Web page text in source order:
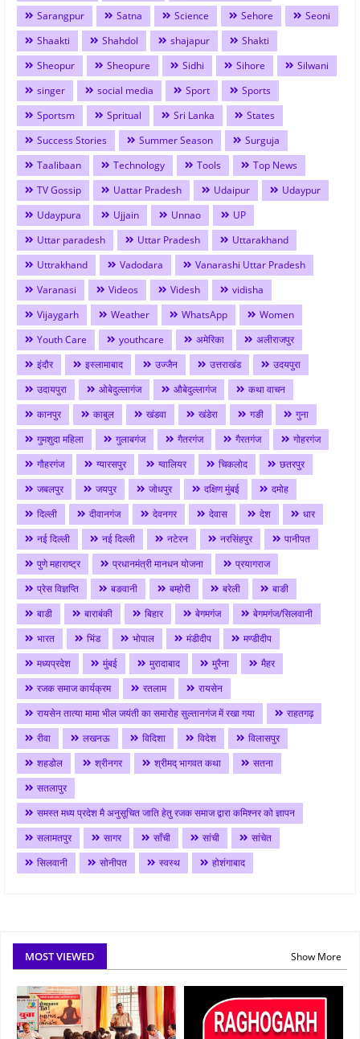
Sarangpur
Satna Science Sehore
Seoni
Shaakti
Shahdol shajapur
Shakti
Sheopur
Sheopure Sidhi Sihore
Silwani
singer
social media Sport
Sports
Sportsm
Spritual Sri Lanka
States
Success Stories
Summer Season
Surguja
Taalibaan
Technology Tools
Top News
TV Gossip
Uattar Pradesh Udaipur
Udaypur
Udaypura
Ujjain Unnao
UP
Uttar paradesh
Uttar Pradesh
Uttarakhand
Uttrakhand
Vadodara
Vanarashi Uttar Pradesh
Varanasi
Videos Videsh
vidisha
Vijaygarh
Weather WhatsApp
Women
Youth Care
youthcare अमेरिका
अलीराजपुर
इंदौर
इस्लामाबाद उज्जैन उत्तराखंड
उदयपुरा
उदायपुरा
ओबेदुल्लागंज औबेदुल्लागंज
कथा वाचन
कानपुर
काबुल खंडवा खंडेरा गङी
गुना
गुमशुदा महिला
गुलाबगंज गैतरगंज गैरतगंज
गोहरगंज
गौहरगंज
ग्यारसपुर ग्वालियर चिकलोद
छतरपुर
जबलपुर
जयपुर जोधपुर दक्षिण मुंबई
दमोह
दिल्ली
दीवानगंज देवनगर देवास देश
धार
नई दिल्ली
नई दिल्ली नटेरन नरसिंहपुर
पानीपत
पुणे महाराष्ट्र
प्रधानमंत्री मानधन योजना
प्रयागराज
प्रेस विज्ञप्ति
बङवानी बम्होरी बरेली
बाङी
बाडी
बाराबंकी बिहार बेगमगंज
बेगमगंज/सिलवानी
भारत
भिंड भोपाल मंडीदीप
मण्डीदीप
मध्यप्रदेश
मुंबई मुरादाबाद मुरैना
मैहर
रजक समाज कार्यक्रम
रतलाम
रायसेन
रायसेन तात्या मामा भील जयंती का समारोह सुल्तानगंज में रखा गया
राहतगढ़
रीवा
लखनऊ विदिशा विदेश
विलासपुर
शहडोल
श्रीनगर श्रीमद् भागवत कथा
सतना
सतलापुर
समस्त मध्य प्रदेश मै अनुसूचित जाति हेतु रजक समाज द्वारा कमिश्नर को ज्ञापन
सलामतपुर
सागर साँची सांची
सांचेत
सिलवानी
सोनीपत स्वस्थ होशंगाबाद
MOST VIEWED Show More